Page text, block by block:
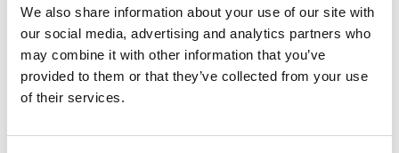
We also share information about your use of our site with
our social media, advertising and analytics partners who
may combine it with other information that you’ve
provided to them or that they’ve collected from your use
of their services.
houden. Kan dat niet beter? Jawel! In deze
opdracht leer je hoe je een presentatie maakt
met alleen beeld.